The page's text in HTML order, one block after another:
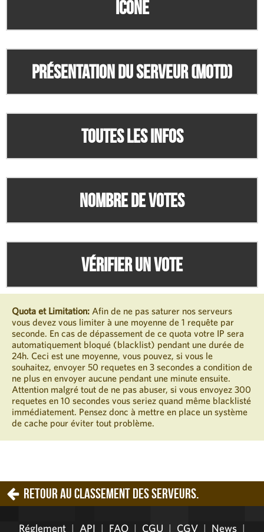
Icone
Présentation du serveur (MOTD)
Toutes les infos
Nombre de votes
Vérifier un vote
Quota et Limitation: Afin de ne pas saturer nos serveurs
vous devez vous limiter à une moyenne de 1 requête par
seconde. En cas de dépassement de ce quota votre IP sera
automatiquement bloqué (blacklist) pendant une durée de
24h. Ceci est une moyenne, vous pouvez, si vous le
souhaitez, envoyer 50 requetes en 3 secondes a condition de
ne plus en envoyer aucune pendant une minute ensuite.
Attention malgré tout de ne pas abuser, si vous envoyez 300
requetes en 10 secondes vous seriez quand même blacklisté
immédiatement. Pensez donc à mettre en place un système
de cache pour éviter tout problème.
Retour au classement des serveurs.
Réglement | API | FAQ | CGU | CGV | News |